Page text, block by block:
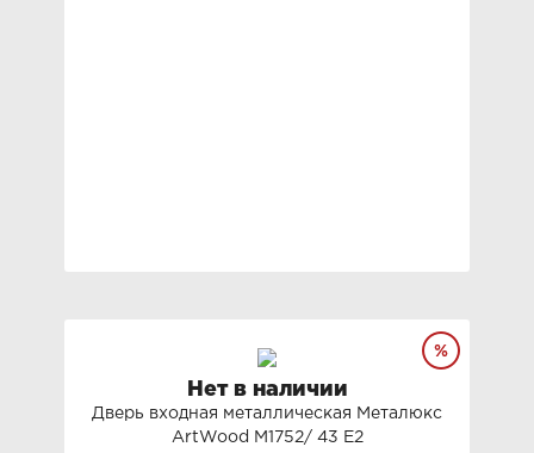
Нет в наличии
Дверь входная металлическая Металюкс
ArtWood М1752/ 43 Е2